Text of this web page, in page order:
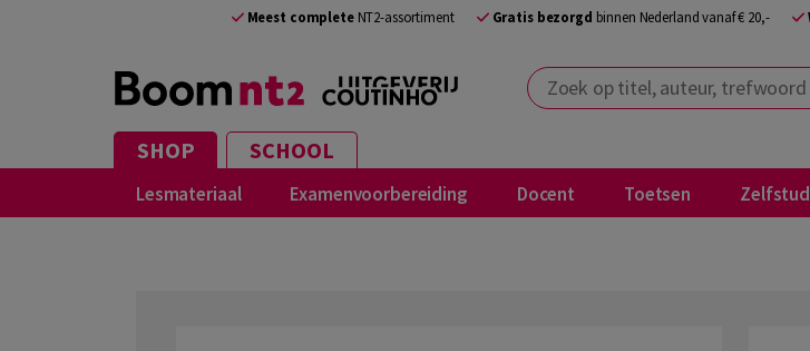
Meest completeNT2-assortiment Gratis bezorgd binnen Nederland vanaf € 20,-
Zoek op titel, auteur, trefwoord of
SHOP SCHOOL
Lesmateriaal Examenvoorbereiding Docent Toetsen